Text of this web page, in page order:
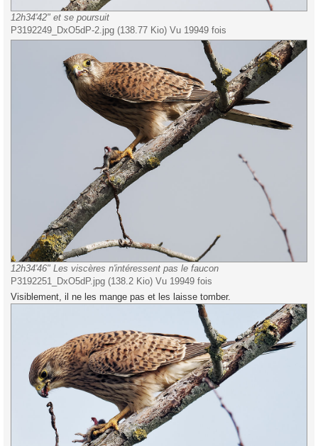
12h34'42" et se poursuit
P3192249_DxO5dP-2.jpg (138.77 Kio) Vu 19949 fois
12h34'46" Les viscères n'intéressent pas le faucon
P3192251_DxO5dP.jpg (138.2 Kio) Vu 19949 fois
Visiblement, il ne les mange pas et les laisse tomber.